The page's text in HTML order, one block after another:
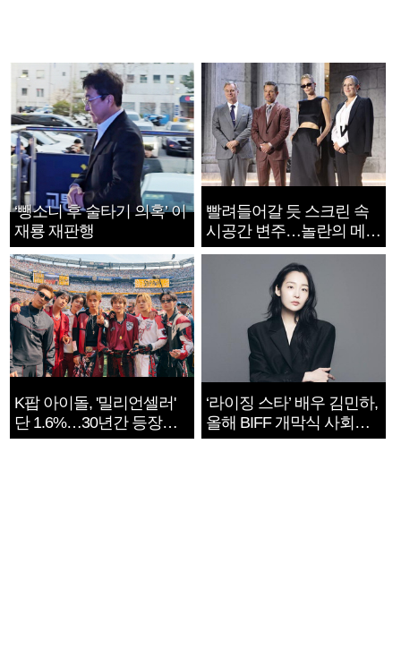
‘뺑소니 후 술타기 의혹’ 이
재룡 재판행
빨려들어갈 듯 스크린 속
시공간 변주…놀란의 메시
지는 ‘전쟁 속죄’
K팝 아이돌, '밀리언셀러'
단 1.6%…30년간 등장
1182개팀 전수조사
‘라이징 스타’ 배우 김민하,
올해 BIFF 개막식 사회자
확정